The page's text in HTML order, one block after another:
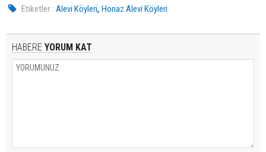
Etiketler : Alevi Köyleri,Honaz Alevi Köyleri
HABERE YORUM KAT